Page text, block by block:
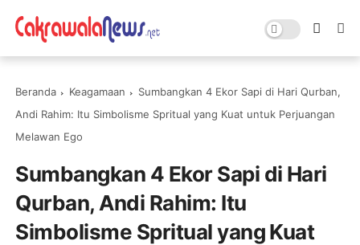
Beranda Keagamaan
Sumbangkan 4 Ekor Sapi di Hari Qurban,
Andi Rahim: Itu Simbolisme Spritual yang Kuat untuk Perjuangan
Melawan Ego
Sumbangkan 4 Ekor Sapi di Hari
Qurban, Andi Rahim: Itu
Simbolisme Spritual yang Kuat